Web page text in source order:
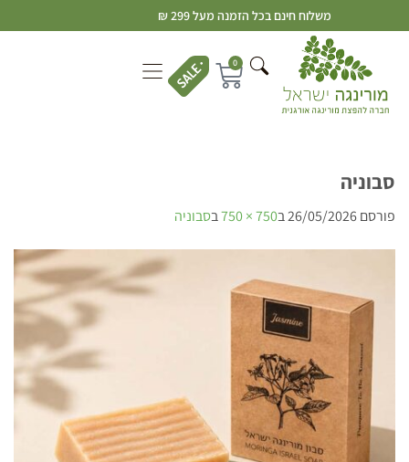
משלוח חינם בכל הזמנה מעל 299 ₪
0
סבוניה
פורסם26/05/2026ב750 × 750 בסבוניה